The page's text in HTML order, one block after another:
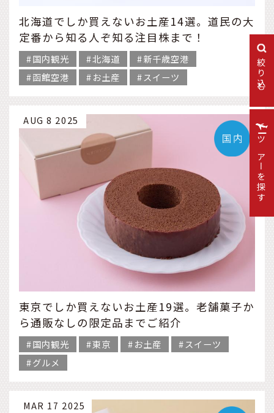
絞り込む
北海道でしか買えないお土産14選。道民の大
定番から知る人ぞ知る注目株まで！
国内観光 北海道
新千歳空港
函館空港
お土産 スイーツ
東京でしか買えないお土産19選。老舗菓子か
ら通販なしの限定品までご紹介
AUG 8 2025
国内観光 東京 お土産
スイーツ
グルメ
MAR 17 2025
ツアーを探す